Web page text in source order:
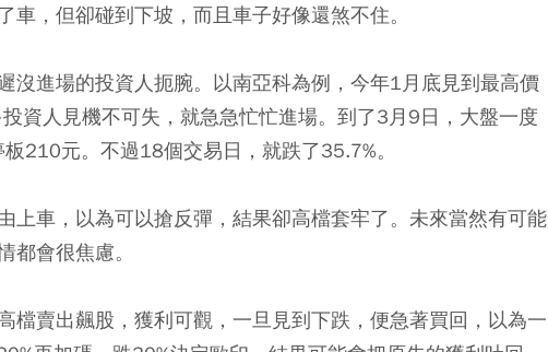
，但卻碰到下坡，而且車子好像還煞不住。
沒進場的投資人扼腕。以南亞科為例，今年1月底見到最高價
資人見機不可失，就急急忙忙進場。到了3月9日，大盤一度
210元。不過18個交易日，就跌了35.7%。
上車，以為可以搶反彈，結果卻高檔套牢了。未來當然有可能
都會很焦慮。
檔賣出飆股，獲利可觀，一旦見到下跌，便急著買回，以為一